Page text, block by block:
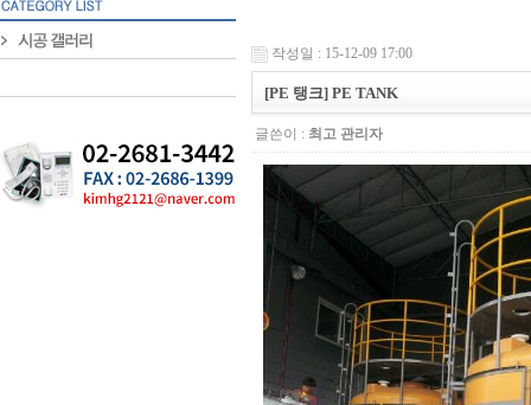
작성일 : 15-12-09 17:00
[PE 탱크] PE TANK
글쓴이 : 최고 관리자